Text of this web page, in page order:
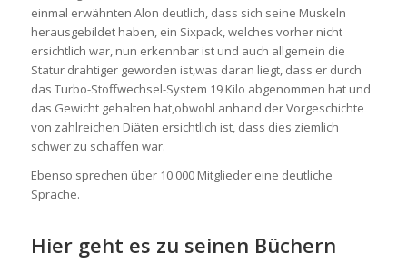
einmal erwähnten Alon deutlich, dass sich seine Muskeln
herausgebildet haben, ein Sixpack, welches vorher nicht
ersichtlich war, nun erkennbar ist und auch allgemein die
Statur drahtiger geworden ist,was daran liegt, dass er durch
das Turbo-Stoffwechsel-System 19 Kilo abgenommen hat und
das Gewicht gehalten hat,obwohl anhand der Vorgeschichte
von zahlreichen Diäten ersichtlich ist, dass dies ziemlich
schwer zu schaffen war.
Ebenso sprechen über 10.000 Mitglieder eine deutliche
Sprache.
Hier geht es zu seinen Büchern